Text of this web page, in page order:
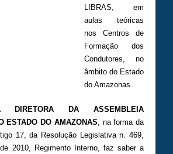
LIBRAS, em
aulas teóricas
nos Centros de
Formação dos
Condutores, no
âmbito do Estado
do Amazonas.
DA ASSEMBLEIA
ESTADO DO AMAZONAS , na forma da
17, da Resolução Legislativa n. 469,
2010, Regimento Interno, faz saber a